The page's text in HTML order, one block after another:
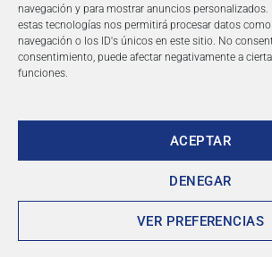
navegación y para mostrar anuncios
estas tecnologías nos permitirá procesar datos
navegación o los ID's únicos en este sitio. No
consentimiento, puede afectar negativamente a
funciones.
ACEPTAR
DENEGAR
VER PREFERENCIAS
Copyright 2026 ©